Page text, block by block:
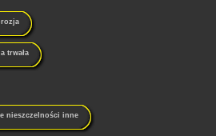
trwała
nieszczelności inne